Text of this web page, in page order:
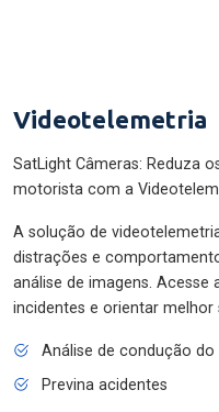
Videotelemetria
SatLight Câmeras: Reduza
motorista com a
A solução de
distrações e
análise de imagens. Acesse
incidentes e orientar melhor
Análise de condução
Previna acidentes